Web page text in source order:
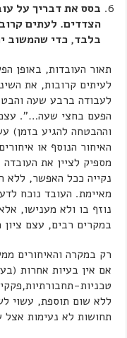
בסס את דבריך על
הצדדים. לעתים
בלבד, כדי שהמשוב
תאור העובדות, באופן
לעיתים קרובות, את
לעבודה ברבע שעה
הפעם בחצי שעה…". עצם
וההבטחה להגיע בזמן)
האיחור הנוסף או
מספיק לציין את
נקייה ככל האפשר, ללא
מאיימת. העובד נוכח
נוזף בו ולא מענישו,
במקרים רבים, עצם
רק במקרה והאיחורים
אם אין בעיות אחרות
טכניות-
ללא שום תוספת, עשוי
תחושות לא נעימות אצל